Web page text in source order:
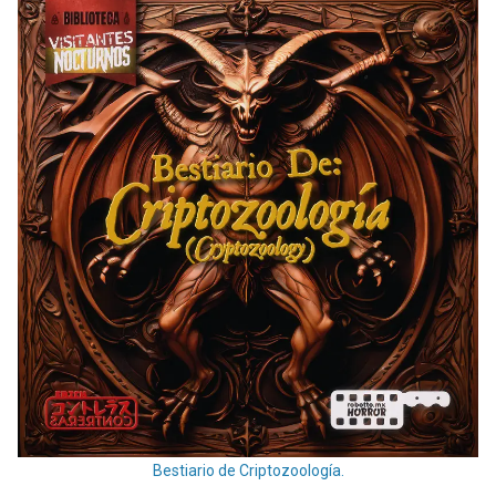
Bestiario de Criptozoología.